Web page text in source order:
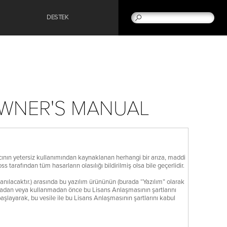
DESTEK
MANUAL